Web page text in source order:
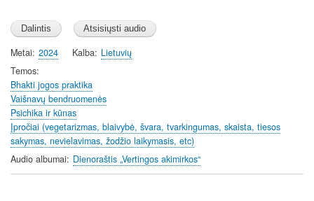
l
a
y
Metai 2024 Kalba Lietuvių
Temos
Bhakti jogos praktika
Vaišnavų bendruomenės
Psichika ir kūnas
Įpročiai (vegetarizmas, blaivybė, švara, tvarkingumas, skaista, tiesos
sakymas, nevielavimas, žodžio laikymasis, etc)
Audio albumai
Dienoraštis „Vertingos akimirkos“